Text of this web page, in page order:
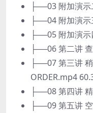
├──03 附加演
├──04 附加演
├──05 附加演
├──06 第二讲
├──07 第三讲
ORDER.mp4
├──08 第四讲
├──09 第五讲